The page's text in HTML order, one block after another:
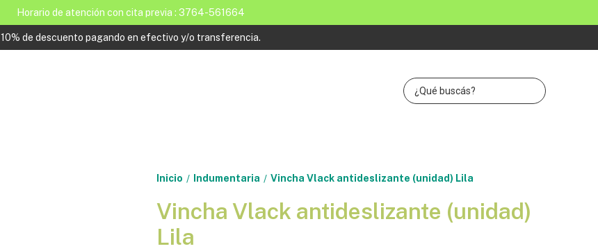
Horario de atención con cita previa : 3764-561664
10% de descuento pagando en efectivo y/o transferencia.
Inicio / Indumentaria / Vincha Vlack antideslizante (unidad) Lila
Vincha Vlack antideslizante (unidad)
Lila